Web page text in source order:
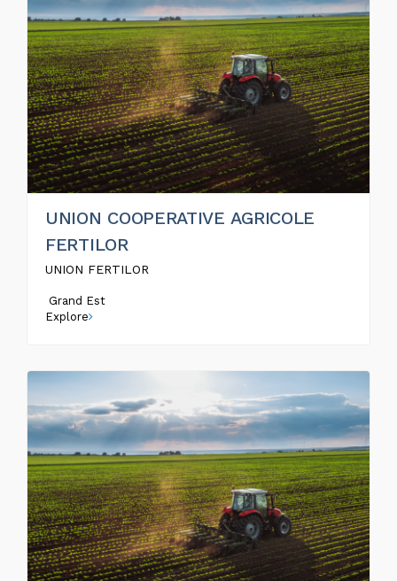
UNION COOPERATIVE AGRICOLE
FERTILOR
UNION FERTILOR
Grand Est
Explore